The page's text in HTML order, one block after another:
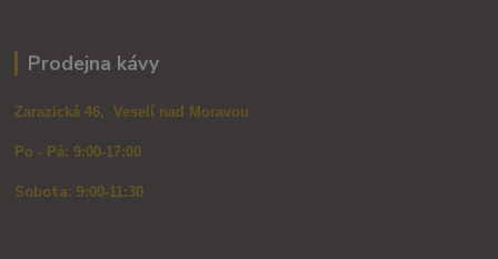
Prodejna kávy
Zarazická 46, Veselí nad Moravou
Po - Pá: 9:00-17:00
Sobota: 9:00-11:30